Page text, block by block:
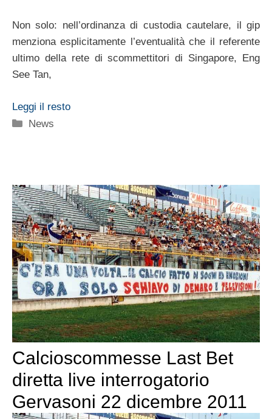
Non solo: nell’ordinanza di custodia cautelare, il gip
menziona esplicitamente l’eventualità che il referente
ultimo della rete di scommettitori di Singapore, Eng
See Tan,
Leggi il resto
Categorie
News
Calcioscommesse Last Bet
diretta live interrogatorio
Gervasoni 22 dicembre 2011